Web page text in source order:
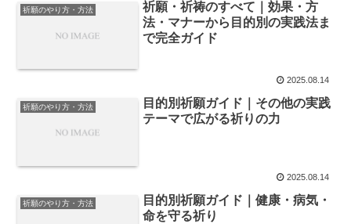
祈願のやり方・方法
祈願・祈祷のすべて｜効果・方
法・マナーから目的別の実践法ま
で完全ガイド
2025.08.14
祈願のやり方・方法
目的別祈願ガイド｜その他の実践
テーマで広がる祈りの力
2025.08.14
祈願のやり方・方法
目的別祈願ガイド｜健康・病気・
命を守る祈り